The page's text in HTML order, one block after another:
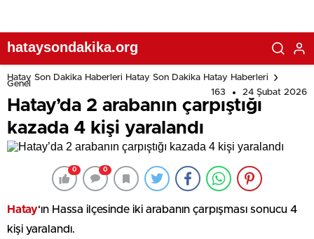
hataysondakika.org
Hatay Son Dakika Haberleri Hatay Son Dakika Hatay Haberleri
Genel
163
24 Şubat 2026
Hatay’da 2 arabanın çarpıştığı
kazada 4 kişi yaralandı
0 0
Hatay‘ın Hassa ilçesinde iki arabanın çarpışması sonucu 4
kişi yaralandı.